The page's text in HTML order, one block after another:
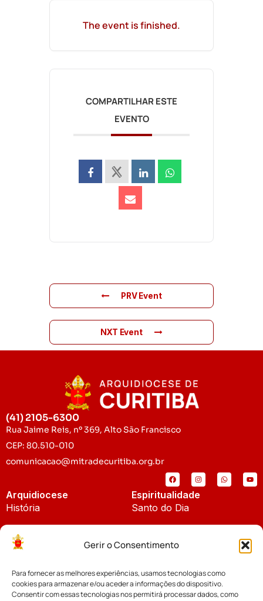
Gerir o Consentimento
Para fornecer as melhores experiências, usamos tecnologias como
cookies para armazenar e/ou aceder a informações do dispositivo.
Consentir com essas tecnologias nos permitirá processar dados, como
The event is finished.
COMPARTILHAR ESTE
EVENTO
PRV Event
NXT Event
(41) 2105-6300
Rua Jaime Reis, nº 369, Alto São Francisco
CEP: 80.510-010
comunicacao@mitradecuritiba.org.br
Arquidiocese
História
Padroeira
Espiritualidade
Santo do Dia
Notícias
Notícias da Arquidiocese
Cúria Diocesana